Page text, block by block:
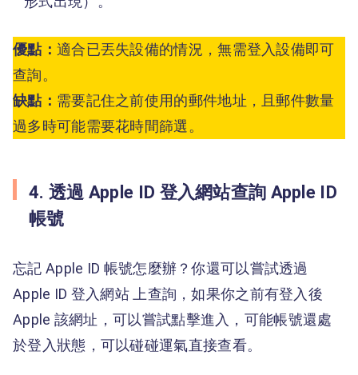
優點： 適合已丟失設備的情況，無需登入設備即可
查詢。
缺點： 需要記住之前使用的郵件地址，且郵件數量
過多時可能需要花時間篩選。
4. 透過 Apple ID 登入網站查詢 Apple ID
帳號
忘記 Apple ID 帳號怎麼辦？你還可以嘗試透過
Apple ID 登入網站 上查詢，如果你之前有登入後
Apple 該網址，可以嘗試點擊進入，可能帳號還處
於登入狀態，可以碰碰運氣直接查看。